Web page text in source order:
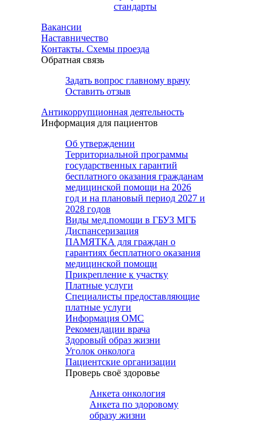
стандарты
Вакансии
Наставничество
Контакты. Схемы проезда
Обратная связь
Задать вопрос главному врачу
Оставить отзыв
Антикоррупционная деятельность
Информация для пациентов
Об утверждении
Территориальной программы
государственных гарантий
бесплатного оказания гражданам
медицинской помощи на 2026
год и на плановый период 2027 и
2028 годов
Виды мед.помощи в ГБУЗ МГБ
Диспансеризация
ПАМЯТКА для граждан о
гарантиях бесплатного оказания
медицинской помощи
Прикрепление к участку
Платные услуги
Специалисты предоставляющие
платные услуги
Информация ОМС
Рекомендации врача
Здоровый образ жизни
Уголок онколога
Пациентские организации
Проверь своё здоровье
Анкета онкология
Анкета по здоровому
образу жизни